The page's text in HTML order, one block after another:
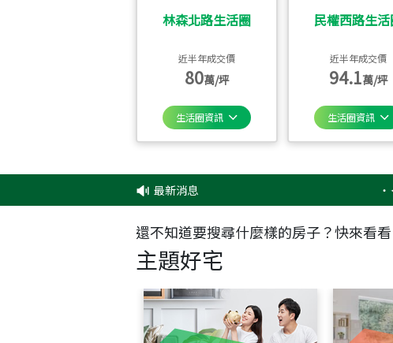
林森北路生活圈
近半年成交價
80萬/坪
生活圈資訊
民權西路生
近半年成交價
94.1萬/坪
生活圈資訊
最新消息 ✦✦信
還不知道要搜尋什麼樣的房子？快來看看
主題好宅